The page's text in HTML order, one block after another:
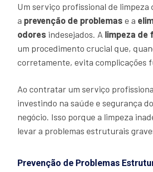
Um serviço profissional de limpeza
a prevenção de problemas e a
odores indesejados. A limpeza de
um procedimento crucial que,
corretamente, evita complicações
Ao contratar um serviço
investindo na saúde e segurança
negócio. Isso porque a limpeza
levar a problemas estruturais
Prevenção de Problemas